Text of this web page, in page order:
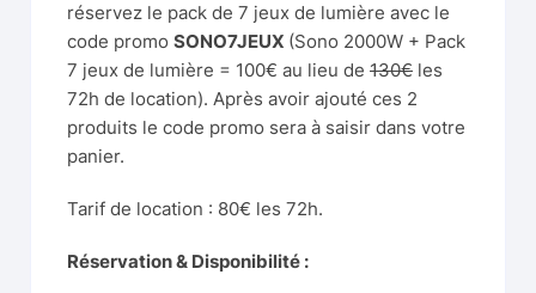
réservez le pack de 7 jeux de lumière avec le
code promo SONO7JEUX (Sono 2000W + Pack
7 jeux de lumière = 100€ au lieu de 130€ les
72h de location). Après avoir ajouté ces 2
produits le code promo sera à saisir dans votre
panier.
Tarif de location : 80€ les 72h.
Réservation & Disponibilité :